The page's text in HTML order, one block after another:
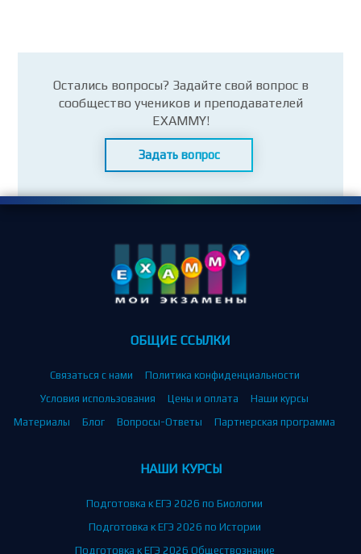
Остались вопросы? Задайте свой вопрос в
сообщество учеников и преподавателей
EXAMMY!
Задать вопрос
ОБЩИЕ ССЫЛКИ
Связаться с нами
Политика конфиденциальности
Условия использования
Цены и оплата
Наши курсы
Материалы
Блог Вопросы-Ответы Партнерская программа
НАШИ КУРСЫ
Подготовка к ЕГЭ 2026 по Биологии
Подготовка к ЕГЭ 2026 по Истории
Подготовка к ЕГЭ 2026 Обществознание